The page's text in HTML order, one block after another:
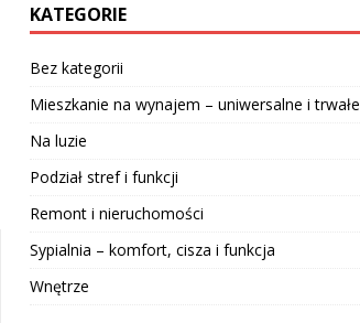
KATEGORIE
Bez kategorii
Mieszkanie na wynajem – uniwersalne i trwałe
Na luzie
Podział stref i funkcji
Remont i nieruchomości
Sypialnia – komfort, cisza i funkcja
Wnętrze